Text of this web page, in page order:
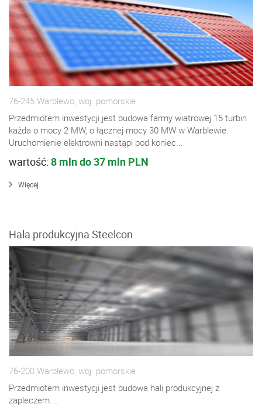
76-245 Warblewo, woj. pomorskie
Przedmiotem inwestycji jest budowa farmy wiatrowej 15 turbin
każda o mocy 2 MW, o łącznej mocy 30 MW w Warblewie.
Uruchomienie elektrowni nastąpi pod koniec...
wartość: 8 mln do 37 mln PLN
Więcej
Hala produkcyjna Steelcon
76-200 Warblewo, woj. pomorskie
Przedmiotem inwestycji jest budowa hali produkcyjnej z
zapleczem....